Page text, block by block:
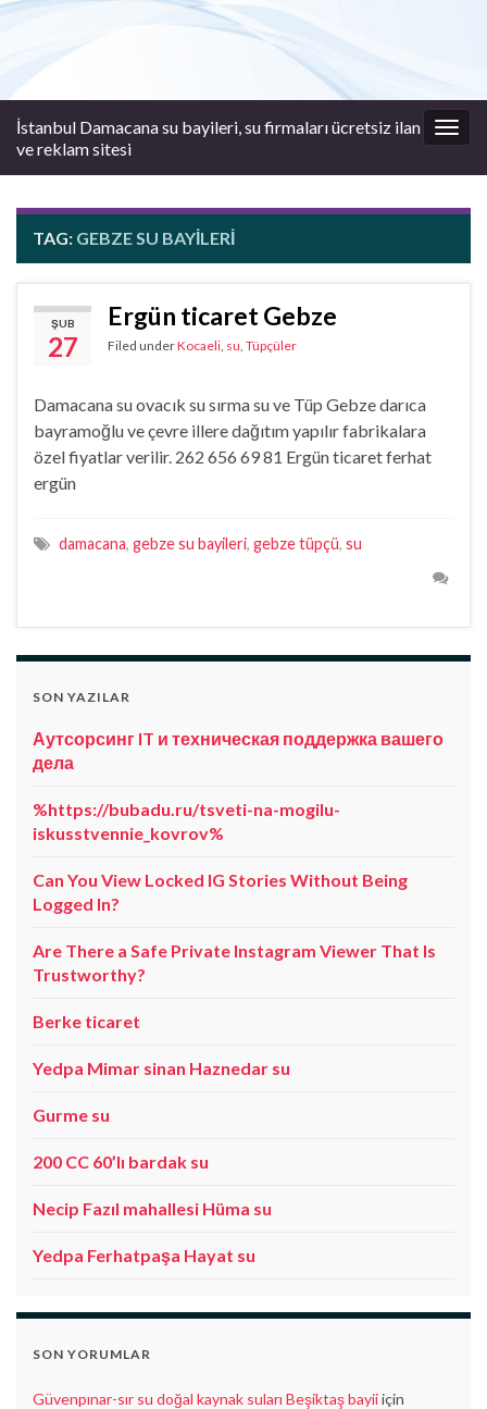
İstanbul Damacana su bayileri, su firmaları ücretsiz ilan
ve reklam sitesi
TAG: GEBZE SU BAYILERI
ŞUB
27
Ergün ticaret Gebze
Filed underKocaeli, su, Tüpçüler
Damacana su ovacık su sırma su ve Tüp Gebze darıca
bayramoğlu ve çevre illere dağıtım yapılır fabrikalara
özel fiyatlar verilir. 262 656 69 81 Ergün ticaret ferhat
ergün
damacana, gebze su bayileri, gebze tüpçü, su
SON YAZILAR
Аутсорсинг IT и техническая поддержка вашего
дела
%https://bubadu.ru/tsveti-na-mogilu-
iskusstvennie_kovrov%
Can You View Locked IG Stories Without Being
Logged In?
Are There a Safe Private Instagram Viewer That Is
Trustworthy?
Berke ticaret
Yedpa Mimar sinan Haznedar su
Gurme su
200 CC 60’lı bardak su
Necip Fazıl mahallesi Hüma su
Yedpa Ferhatpaşa Hayat su
SON YORUMLAR
Güvenpınar-sır su doğal kaynak suları Beşiktaş bayiiiçin